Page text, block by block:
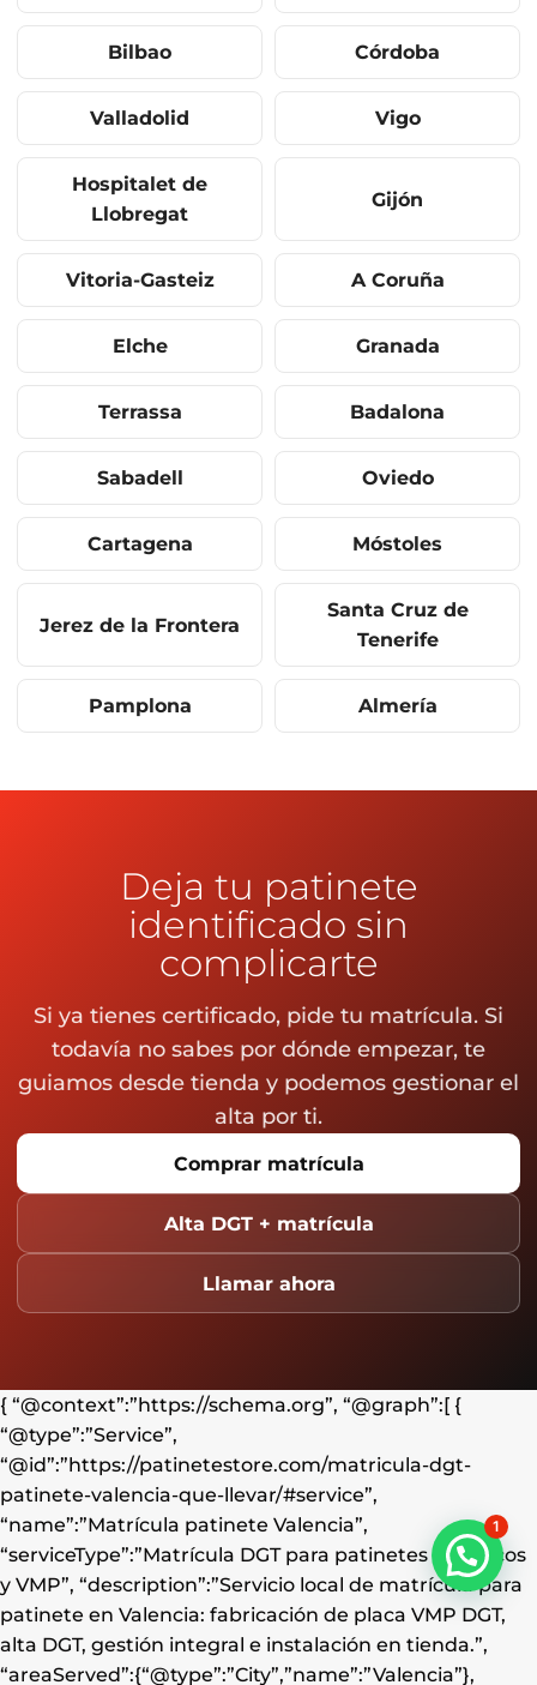
Bilbao Córdoba
Valladolid Vigo
Hospitalet de
Llobregat
Gijón
Vitoria-Gasteiz A Coruña
Elche Granada
Terrassa Badalona
Sabadell Oviedo
Cartagena Móstoles
Jerez de la Frontera
Santa Cruz de
Tenerife
Pamplona Almería
Deja tu patinete
identificado sin
complicarte
Si ya tienes certificado, pide tu matrícula. Si
todavía no sabes por dónde empezar, te
guiamos desde tienda y podemos gestionar el
alta por ti.
Comprar matrícula
Alta DGT + matrícula
Llamar ahora
{ “@context”:”https://schema.org”, “@graph”:[ {
“@type”:”Service”,
“@id”:”https://patinetestore.com/matricula-dgt-
patinete-valencia-que-llevar/#service”,
“name”:”Matrícula patinete Valencia”,
“serviceType”:”Matrícula DGT para patinetes eléctricos
y VMP”, “description”:”Servicio local de matrícula para
patinete en Valencia: fabricación de placa VMP DGT,
alta DGT, gestión integral e instalación en tienda.”,
“areaServed”:{“@type”:”City”,”name”:”Valencia”},
1